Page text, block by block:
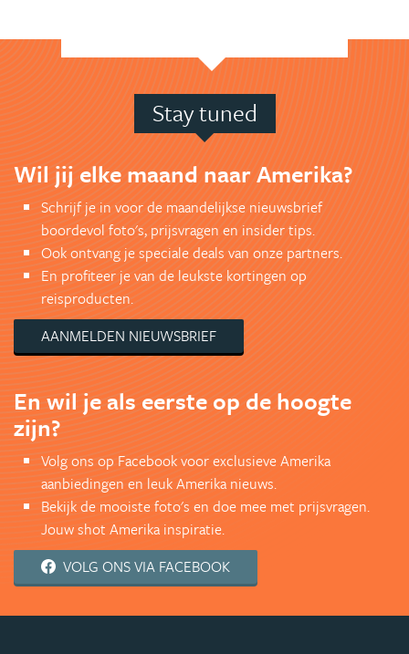
Stay tuned
Wil jij elke maand naar Amerika?
Schrijf je in voor de maandelijkse nieuwsbrief
boordevol foto's, prijsvragen en insider tips.
Ook ontvang je speciale deals van onze partners.
En profiteer je van de leukste kortingen op
reisproducten.
AANMELDEN NIEUWSBRIEF
En wil je als eerste op de hoogte
zijn?
Volg ons op Facebook voor exclusieve Amerika
aanbiedingen en leuk Amerika nieuws.
Bekijk de mooiste foto's en doe mee met prijsvragen.
Jouw shot Amerika inspiratie.
VOLG ONS VIA FACEBOOK